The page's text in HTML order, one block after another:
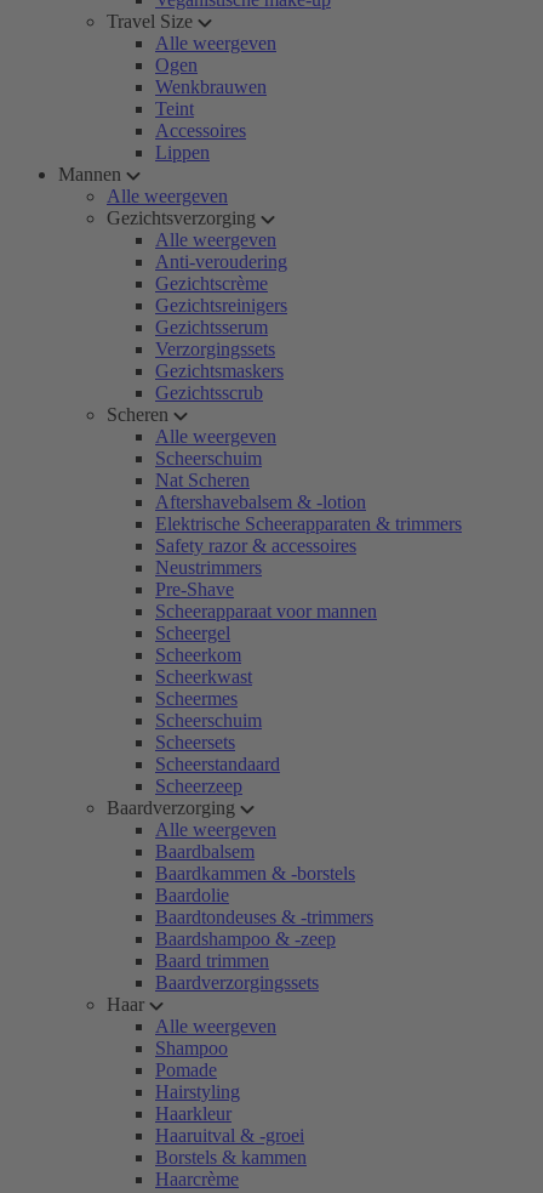
Travel Size
Alle weergeven
Ogen
Wenkbrauwen
Teint
Accessoires
Lippen
Mannen
Alle weergeven
Gezichtsverzorging
Alle weergeven
Anti-veroudering
Gezichtscrème
Gezichtsreinigers
Gezichtsserum
Verzorgingssets
Gezichtsmaskers
Gezichtsscrub
Scheren
Alle weergeven
Scheerschuim
Nat Scheren
Aftershavebalsem & -lotion
Elektrische Scheerapparaten & trimmers
Safety razor & accessoires
Neustrimmers
Pre-Shave
Scheerapparaat voor mannen
Scheergel
Scheerkom
Scheerkwast
Scheermes
Scheerschuim
Scheersets
Scheerstandaard
Scheerzeep
Baardverzorging
Alle weergeven
Baardbalsem
Baardkammen & -borstels
Baardolie
Baardtondeuses & -trimmers
Baardshampoo & -zeep
Baard trimmen
Baardverzorgingssets
Haar
Alle weergeven
Shampoo
Pomade
Hairstyling
Haarkleur
Haaruitval & -groei
Borstels & kammen
Haarcrème